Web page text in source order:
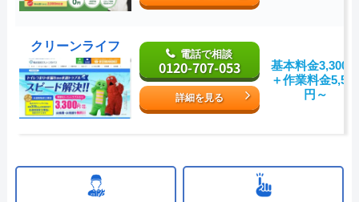
クリーンライフ
電話で相談
0120-707-053
詳細を見る
基本料金3,300
＋作業料金
円～